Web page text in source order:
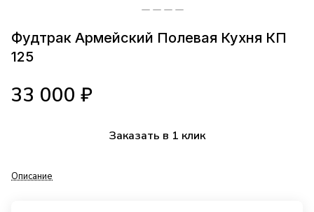
Фудтрак Армейский Полевая Кухня КП
125
33 000 ₽
Заказать в 1 клик
Описание